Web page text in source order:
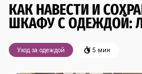
КАК НАВЕСТИ И
ШКАФУ С ОДЕЖДОЙ:
Уход за одеждой 5 мин